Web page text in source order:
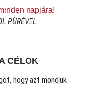
PÜRÉVEL
CÉLOK
hogy azt mondjuk